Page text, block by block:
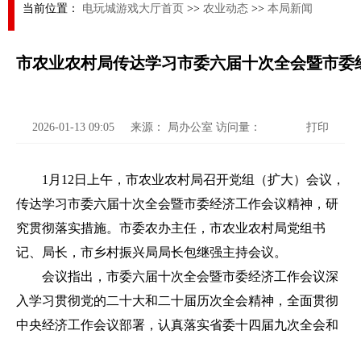
当前位置： 电玩城游戏大厅首页 >> 农业动态 >> 本局新闻
市农业农村局传达学习市委六届十次全会暨市委
2026-01-13 09:05 来源： 局办公室 访问量： 打印
1月12日上午，市农业农村局召开党组（扩大）会议，
传达学习市委六届十次全会暨市委经济工作会议精神，研
究贯彻落实措施。市委农办主任，市农业农村局党组书
记、局长，市乡村振兴局局长包继强主持会议。
会议指出，市委六届十次全会暨市委经济工作会议深
入学习贯彻党的二十大和二十届历次全会精神，全面贯彻
中央经济工作会议部署，认真落实省委十四届九次全会和